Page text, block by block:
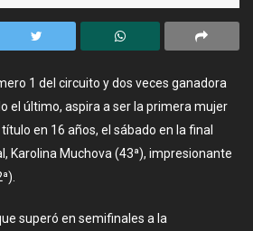
1 del circuito y dos veces ganadora
el último, aspira a ser la primera mujer
en 16 años, el sábado en la final
Karolina Muchova (43ª), impresionante
superó en semifinales a la